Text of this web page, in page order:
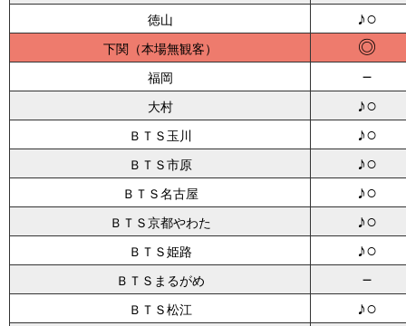
徳山 ♪○
下関 ◎
福岡 －
大村 ♪○
ＢＴＳ玉川 ♪○
ＢＴＳ市原 ♪○
ＢＴＳ名古屋 ♪○
ＢＴＳ京都やわた ♪○
ＢＴＳ姫路 ♪○
ＢＴＳまるがめ －
ＢＴＳ松江 ♪○